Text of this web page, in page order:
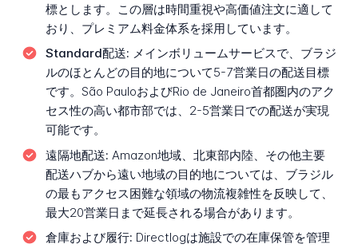
標とします。この層は時間重視や高価値注文に適して
おり、プレミアム料金体系を採用しています。
Standard配送: メインボリュームサービスで、ブラジ
ルのほとんどの目的地について5-7営業日の配送目標
です。São PauloおよびRio de Janeiro首都圏内のアク
セス性の高い都市部では、2-5営業日での配送が実現
可能です。
遠隔地配送: Amazon地域、北東部内陸、その他主要
配送ハブから遠い地域の目的地については、ブラジル
の最もアクセス困難な領域の物流複雑性を反映して、
最大20営業日まで延長される場合があります。
倉庫および履行: Directlogは施設での在庫保管を管理